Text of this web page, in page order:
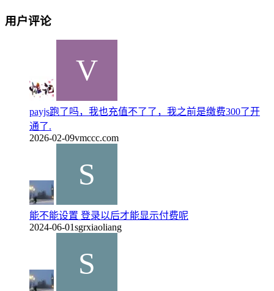
用户评论
payjs跑了吗，我也充值不了了，我之前是缴费300了开
通了.
2026-02-09vmccc.com
能不能设置 登录以后才能显示付费呢
2024-06-01sgrxiaoliang